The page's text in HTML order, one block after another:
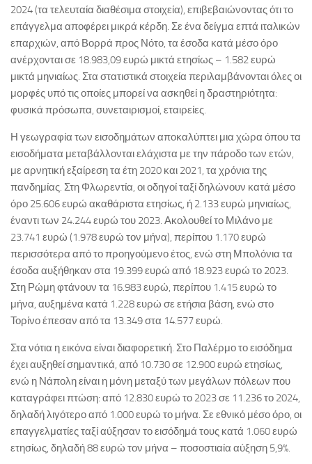
2024 (τα τελευταία διαθέσιμα στοιχεία), επιβεβαιώνοντας ότι το
επάγγελμα αποφέρει μικρά κέρδη. Σε ένα δείγμα επτά ιταλικών
επαρχιών, από Βορρά προς Νότο, τα έσοδα κατά μέσο όρο
ανέρχονται σε 18.983,09 ευρώ μικτά ετησίως – 1.582 ευρώ
μικτά μηνιαίως. Στα στατιστικά στοιχεία περιλαμβάνονται όλες οι
μορφές υπό τις οποίες μπορεί να ασκηθεί η δραστηριότητα:
φυσικά πρόσωπα, συνεταιρισμοί, εταιρείες.
Η γεωγραφία των εισοδημάτων αποκαλύπτει μια χώρα όπου τα
εισοδήματα μεταβάλλονται ελάχιστα με την πάροδο των ετών,
με αρνητική εξαίρεση τα έτη 2020 και 2021, τα χρόνια της
πανδημίας. Στη Φλωρεντία, οι οδηγοί ταξί δηλώνουν κατά μέσο
όρο 25.606 ευρώ ακαθάριστα ετησίως, ή 2.133 ευρώ μηνιαίως,
έναντι των 24.244 ευρώ του 2023. Ακολουθεί το Μιλάνο με
23.741 ευρώ (1.978 ευρώ τον μήνα), περίπου 1.170 ευρώ
περισσότερα από το προηγούμενο έτος, ενώ στη Μπολόνια τα
έσοδα αυξήθηκαν στα 19.399 ευρώ από 18.923 ευρώ το 2023.
Στη Ρώμη φτάνουν τα 16.983 ευρώ, περίπου 1.415 ευρώ το
μήνα, αυξημένα κατά 1.228 ευρώ σε ετήσια βάση, ενώ στο
Τορίνο έπεσαν από τα 13.349 στα 14.577 ευρώ.
Στα νότια η εικόνα είναι διαφορετική. Στο Παλέρμο το εισόδημα
έχει αυξηθεί σημαντικά, από 10.730 σε 12.900 ευρώ ετησίως,
ενώ η Νάπολη είναι η μόνη μεταξύ των μεγάλων πόλεων που
καταγράφει πτώση: από 12.830 ευρώ το 2023 σε 11.236 το 2024,
δηλαδή λιγότερο από 1.000 ευρώ το μήνα. Σε εθνικό μέσο όρο, οι
επαγγελματίες ταξί αύξησαν το εισόδημά τους κατά 1.060 ευρώ
ετησίως, δηλαδή 88 ευρώ τον μήνα – ποσοστιαία αύξηση 5,9%.